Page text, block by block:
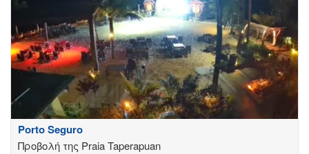
Porto Seguro
Προβολή της Praia Taperapuan